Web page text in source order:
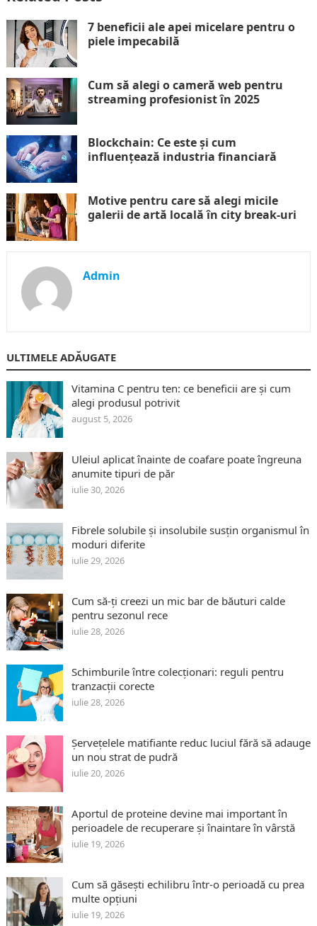
7 beneficii ale apei micelare pentru o
piele impecabilă
Cum să alegi o cameră web pentru
streaming profesionist în 2025
Blockchain: Ce este și cum
influențează industria financiară
Motive pentru care să alegi micile
galerii de artă locală în city break-uri
Admin
ULTIMELE ADĂUGATE
Vitamina C pentru ten: ce beneficii are și cum
alegi produsul potrivit
august 5, 2026
Uleiul aplicat înainte de coafare poate îngreuna
anumite tipuri de păr
iulie 30, 2026
Fibrele solubile și insolubile susțin organismul în
moduri diferite
iulie 29, 2026
Cum să-ți creezi un mic bar de băuturi calde
pentru sezonul rece
iulie 28, 2026
Schimburile între colecționari: reguli pentru
tranzacții corecte
iulie 28, 2026
Șervețelele matifiante reduc luciul fără să adauge
un nou strat de pudră
iulie 20, 2026
Aportul de proteine devine mai important în
perioadele de recuperare și înaintare în vârstă
iulie 19, 2026
Cum să găsești echilibru într-o perioadă cu prea
multe opțiuni
iulie 19, 2026